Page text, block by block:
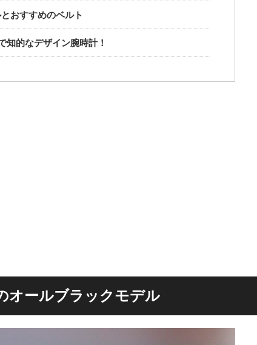
おすすめのベルト
知的なデザイン腕時計！
オールブラックモデル